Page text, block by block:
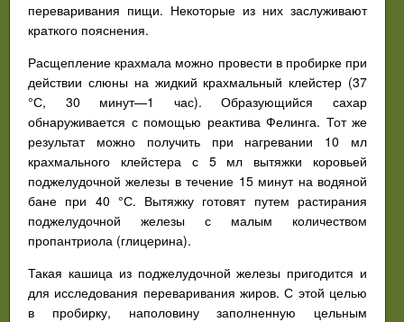
переваривания пищи. Некоторые из них заслуживают
краткого пояснения.
Расщепление крахмала можно провести в пробирке при
действии слюны на жидкий крахмальный клейстер (37
°С, 30 минут—1 час). Образующийся сахар
обнаруживается с помощью реактива Фелинга. Тот же
результат можно получить при нагревании 10 мл
крахмального клейстера с 5 мл вытяжки коровьей
поджелудочной железы в течение 15 минут на водяной
бане при 40 °С. Вытяжку готовят путем растирания
поджелудочной железы с малым количеством
пропантриола (глицерина).
Такая кашица из поджелудочной железы пригодится и
для исследования переваривания жиров. С этой целью
в пробирку, наполовину заполненную цельным